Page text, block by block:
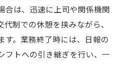
合は、迅速に上司や関係機関
制での休憩を挟みながら、
す。業務終了時には、日報の
フトへの引き継ぎを行い、一